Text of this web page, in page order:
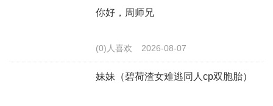
你好，周师兄
(0)人喜欢 2026-08-07
妹妹（碧荷渣女难逃同人cp双胞胎）